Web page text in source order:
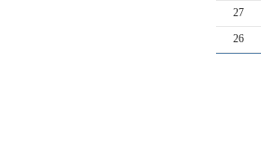
27
26